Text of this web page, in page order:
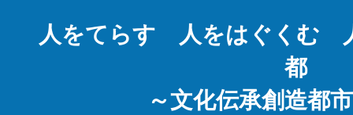
人をてらす 人をはぐくむ
都
～文化伝承創造都